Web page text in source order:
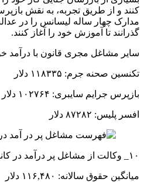
کنند و از طریق تجربه، به نقش
مدارک چهار ساله لیسانس را در
گذرانند تا آموزش خود را آغاز کنند.
سایر مشاغل مجری قانون با درآمد
تکنسین صحنه جرم: ۱۱۸۳۳۵ دلار
بازپرس جرایم سایبری: ۱۰۲۷۶۴ دلار
افسر پلیس: ۸۷۲۸۲ دلار
۱۰_ وکالت از مشاغل پر درآمد در کانادا
میانگین حقوق سالانه: ۱۱۶,۴۸۰ دلار